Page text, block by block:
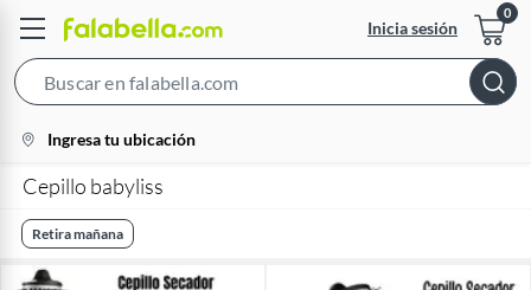
Inicia sesión
Bar
location-
icon
Ingresa tu ubicación
Cepillo babyliss
Retira mañana